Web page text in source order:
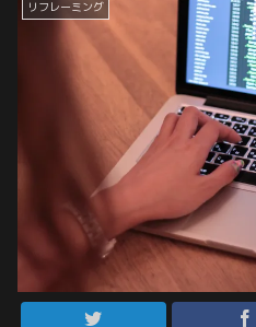
リフレーミング